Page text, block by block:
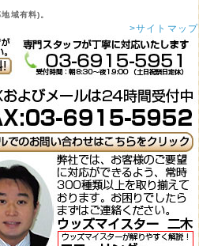
域有料)。
>サイトマップ